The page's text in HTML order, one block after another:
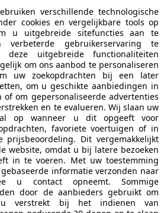
. Bij de vroege modellen is de
kant, wat wel weer ten goede
achterin. Bij latere modellen was
De Toyota Hiace biedt in
wel alle voorzieningen die
verwacht. Er waren ook echt
Toyota Hiace, maar die werden
geleverd.
een bedrijfswagen is, is deze
Wel kan worden gekeken
aan boord. Bij de eerste
deze beperkt. Veiligheid werd
als nu en/of de
minder geavanceerd. Wel deden
verschillende technologische
cookies en vergelijkbare tools op
u uitgebreide sitefuncties aan te
gebruikerservaring te
deze uitgebreide functionaliteiten
om ons aanbod te personaliseren
uw zoekopdrachten bij een later
om u geschikte aanbiedingen in
om gepersonaliseerde advertenties
en te evalueren. Wij slaan uw
op wanneer u dit opgeeft voor
favoriete voertuigen of in
prijsbeoordeling. Dit vergemakkelijkt
website, omdat u bij latere bezoeken
in te voeren. Met uw toestemming
informatie verzonden naar
u contact opneemt. Sommige
door de aanbieders gebruikt om
verstrekt bij het indienen van